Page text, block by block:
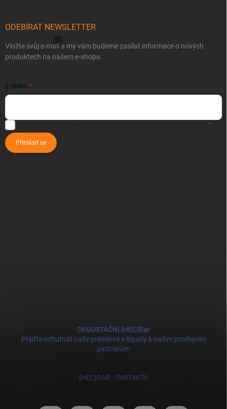
ODEBÍRAT NEWSLETTER
Vložte svůj e-mail a my vám budeme zasílat informace o nových
produktech na našem e-shopu.
E-MAIL
Přihlásit se
DEGUSTAČNÍ [HEC]Bar
Přijďte ochutnat naše prémiové e-liquidy k našim prodejním
partnerům
[HEC]BAR - PARTNEŘI